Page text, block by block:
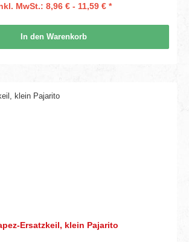
MwSt.: 8,96 € - 11,59 € *
In den Warenkorb
Ersatzkeil, klein Pajarito